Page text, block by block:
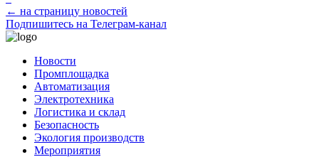
← на страницу новостей
Подпишитесь на Телеграм-канал
Новости
Промплощадка
Автоматизация
Электротехника
Логистика и склад
Безопасность
Экология производств
Мероприятия